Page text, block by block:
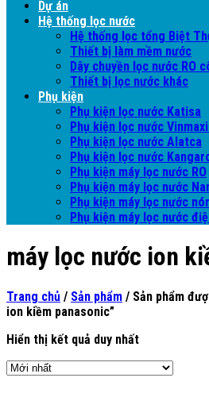
Dự án
Hệ thống lọc nước
Hệ thống lọc tổng Biệt
Thiết bị làm mềm nước
Dây chuyền lọc nước RO
Thiết bị lọc nước khác
Phụ kiện
Phụ kiện lọc nước Katisa
Phụ kiện lọc nước
Phụ kiện lọc nước Alatca
Phụ kiện lọc nước
Phụ kiện máy lọc nước RO
Phụ kiện máy lọc nước
Phụ kiện máy lọc nước
Phụ kiện máy lọc nước
máy lọc nước ion
Trang chủ / Sản phẩm / Sản phẩm
ion kiềm panasonic”
Hiển thị kết quả duy nhất